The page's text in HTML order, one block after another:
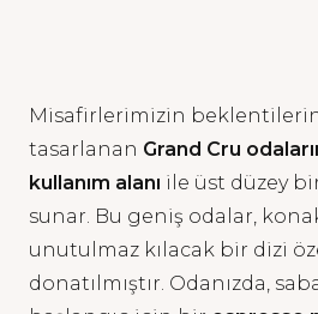
Misafirlerimizin
tasarlanan Grand Cru
kullanım alanı ile üst düzey
sunar. Bu geniş odalar,
unutulmaz kılacak bir dizi
donatılmıştır. Odanızda,